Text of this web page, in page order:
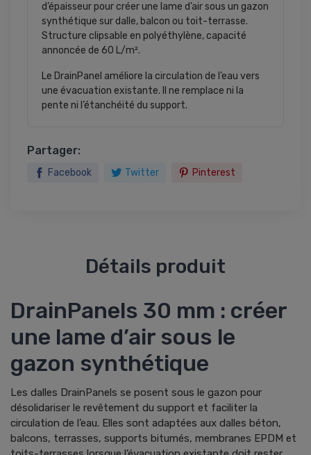
d’épaisseur pour créer une lame d’air sous un gazon
synthétique sur dalle, balcon ou toit-terrasse.
Structure clipsable en polyéthylène, capacité
annoncée de 60 L/m².
Le DrainPanel améliore la circulation de l’eau vers
une évacuation existante. Il ne remplace ni la
pente ni l’étanchéité du support.
Partager:
Facebook Twitter Pinterest
Détails produit
DrainPanels 30 mm : créer
une lame d’air sous le
gazon synthétique
Les dalles DrainPanels se posent sous le gazon pour
désolidariser le revêtement du support et faciliter la
circulation de l’eau. Elles sont adaptées aux dalles béton,
balcons, terrasses, supports bitumés, membranes EPDM et